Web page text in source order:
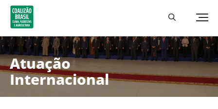
Atuação
Internacional